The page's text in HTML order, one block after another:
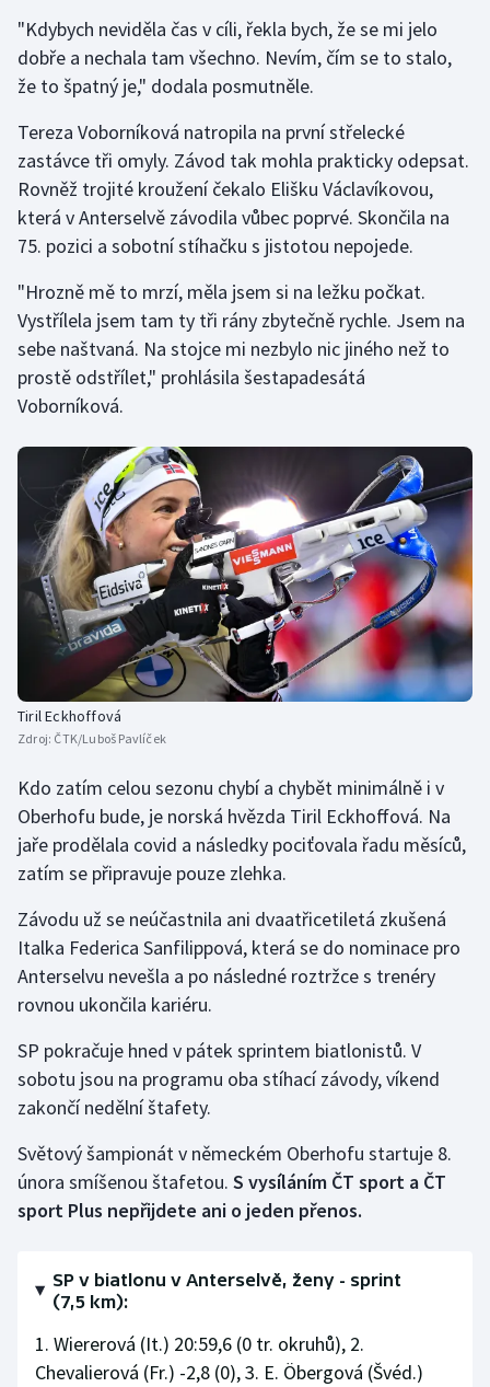
"Kdybych neviděla čas v cíli, řekla bych, že se mi jelo
dobře a nechala tam všechno. Nevím, čím se to stalo,
že to špatný je," dodala posmutněle.
Tereza Voborníková natropila na první střelecké
zastávce tři omyly. Závod tak mohla prakticky odepsat.
Rovněž trojité kroužení čekalo Elišku Václavíkovou,
která v Anterselvě závodila vůbec poprvé. Skončila na
75. pozici a sobotní stíhačku s jistotou nepojede.
"Hrozně mě to mrzí, měla jsem si na ležku počkat.
Vystřílela jsem tam ty tři rány zbytečně rychle. Jsem na
sebe naštvaná. Na stojce mi nezbylo nic jiného než to
prostě odstřílet," prohlásila šestapadesátá
Voborníková.
Tiril Eckhoffová
Zdroj: ČTK/Luboš Pavlíček
Kdo zatím celou sezonu chybí a chybět minimálně i v
Oberhofu bude, je norská hvězda Tiril Eckhoffová. Na
jaře prodělala covid a následky pociťovala řadu měsíců,
zatím se připravuje pouze zlehka.
Závodu už se neúčastnila ani dvaatřicetiletá zkušená
Italka Federica Sanfilippová, která se do nominace pro
Anterselvu nevešla a po následné roztržce s trenéry
rovnou ukončila kariéru.
SP pokračuje hned v pátek sprintem biatlonistů. V
sobotu jsou na programu oba stíhací závody, víkend
zakončí nedělní štafety.
Světový šampionát v německém Oberhofu startuje 8.
února smíšenou štafetou. S vysíláním ČT sport a ČT
sport Plus nepřijdete ani o jeden přenos.
SP v biatlonu v Anterselvě, ženy - sprint
(7,5 km):
1. Wiererová (It.) 20:59,6 (0 tr. okruhů), 2.
Chevalierová (Fr.) -2,8 (0), 3. E. Öbergová (Švéd.)